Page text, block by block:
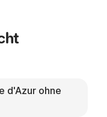
d'Azur ohne